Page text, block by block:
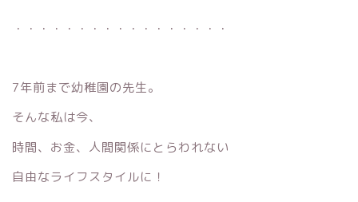
・・・・・・・・・・・・・・・・・
7年前まで幼稚園の先生。
そんな私は今、
時間、お金、人間関係にとらわれない
自由なライフスタイルに！